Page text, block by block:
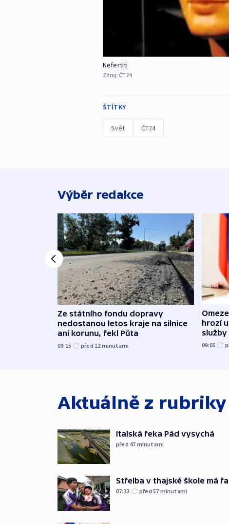
Nefertiti
Zdroj: ČT24
ŠTÍTKY
Svět ČT24
Výběr redakce
Ze státního fondu dopravy
nedostanou letos kraje na silnice
ani korunu, řekl Půta
09:15 před 12 minutami
hrozí
služby
09:05
Aktuálně z rubriky
Italská řeka Pád vysychá
před 47 minutami
Střelba v thajské škole má
07:33 před 57 minutami